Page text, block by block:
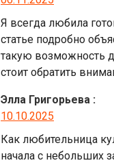
Я всегда любила
статье подробно
такую возможность
стоит обратить
Элла Григорьева :
10.10.2025
Как любительница
начала с небольших